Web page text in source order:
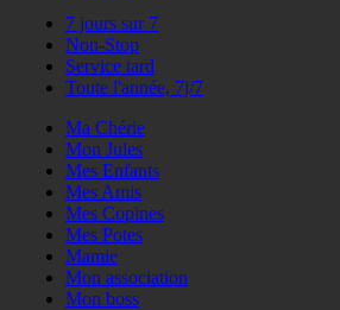
7 jours sur 7
Non-Stop
Service tard
Toute l'année, 7j/7
Ma Chérie
Mon Jules
Mes Enfants
Mes Amis
Mes Copines
Mes Potes
Mamie
Mon association
Mon boss